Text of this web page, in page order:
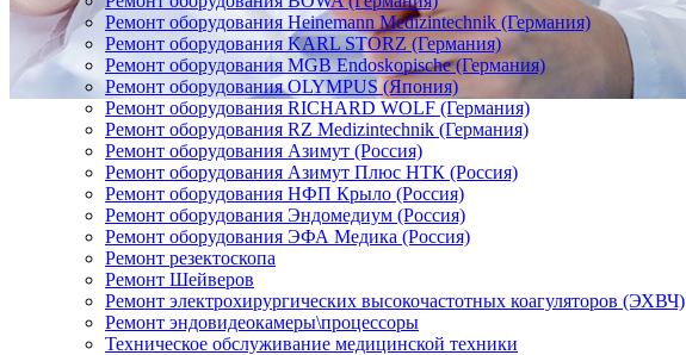
Ремонт оборудования Heinemann Medizintechnik (Германия)
Ремонт оборудования KARL STORZ (Германия)
Ремонт оборудования MGB Endoskopische (Германия)
Ремонт оборудования OLYMPUS (Япония)
Ремонт оборудования RICHARD WOLF (Германия)
Ремонт оборудования RZ Medizintechnik (Германия)
Ремонт оборудования Азимут (Россия)
Ремонт оборудования Азимут Плюс НТК (Россия)
Ремонт оборудования НФП Крыло (Россия)
Ремонт оборудования Эндомедиум (Россия)
Ремонт оборудования ЭФА Медика (Россия)
Ремонт резектоскопа
Ремонт Шейверов
Ремонт электрохирургических высокочастотных коагуляторов (ЭХВЧ)
Ремонт эндовидеокамеры\процессоры
Техническое обслуживание медицинской техники